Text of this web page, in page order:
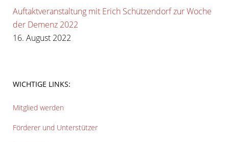
Auftaktveranstaltung mit Erich Schützendorf zur Woche
der Demenz 2022
16. August 2022
WICHTIGE LINKS:
Mitglied werden
Förderer und Unterstützer